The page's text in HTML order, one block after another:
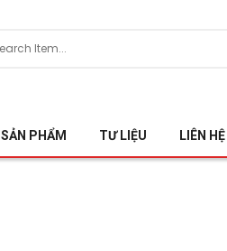
SẢN PHẨM TƯ LIỆU LIÊN HỆ